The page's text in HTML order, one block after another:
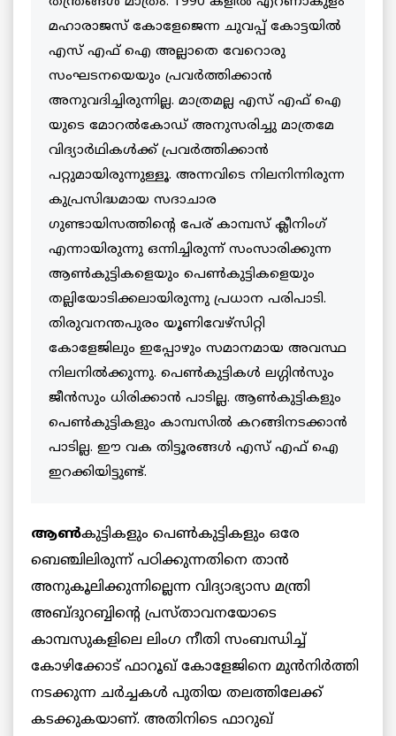
മഹാരാജസ് കോളേജെന്ന ചുവപ്പ് കോട്ടയില്‍
എസ് എഫ് ഐ അല്ലാതെ വേറൊരു
സംഘടനയെയും പ്രവര്‍ത്തിക്കാന്‍
അനുവദിച്ചിരുന്നില്ല. മാത്രമല്ല എസ് എഫ് ഐ
യുടെ മോറല്‍കോഡ് അനുസരിച്ചു മാത്രമേ
വിദ്യാര്‍ഥികള്‍ക്ക് പ്രവര്‍ത്തിക്കാന്‍
പറ്റുമായിരുന്നുള്ളൂ. അന്നവിടെ നിലനിന്നിരുന്ന
കുപ്രസിദ്ധമായ സദാചാര
ഗുണ്ടായിസത്തിന്റെ പേര് കാമ്പസ് ക്ലീനിംഗ്
എന്നായിരുന്നു ഒന്നിച്ചിരുന്ന് സംസാരിക്കുന്ന
ആണ്‍കുട്ടികളെയും പെണ്‍കുട്ടികളെയും
തല്ലിയോടിക്കലായിരുന്നു പ്രധാന പരിപാടി.
തിരുവനന്തപുരം യൂണിവേഴ്‌സിറ്റി
കോളേജിലും ഇപ്പോഴും സമാനമായ അവസ്ഥ
നിലനില്‍ക്കുന്നു. പെണ്‍കുട്ടികള്‍ ലഗ്ഗിന്‍സും
ജീന്‍സും ധിരിക്കാന്‍ പാടില്ല. ആണ്‍കുട്ടികളും
പെണ്‍കുട്ടികളും കാമ്പസില്‍ കറങ്ങിനടക്കാന്‍
പാടില്ല. ഈ വക തിട്ടൂരങ്ങള്‍ എസ് എഫ് ഐ
ഇറക്കിയിട്ടുണ്ട്.
ആണ്‍കുട്ടികളും പെണ്‍കുട്ടികളും ഒരേ
ബെഞ്ചിലിരുന്ന് പഠിക്കുന്നതിനെ താന്‍
അനുകൂലിക്കുന്നില്ലെന്ന വിദ്യാഭ്യാസ മന്ത്രി
അബ്ദുറബ്ബിന്റെ പ്രസ്താവനയോടെ
കാമ്പസുകളിലെ ലിംഗ നീതി സംബന്ധിച്ച്
കോഴിക്കോട് ഫാറൂഖ് കോളേജിനെ മുന്‍നിര്‍ത്തി
നടക്കുന്ന ചര്‍ച്ചകള്‍ പുതിയ തലത്തിലേക്ക്
കടക്കുകയാണ്. അതിനിടെ ഫാറുഖ്